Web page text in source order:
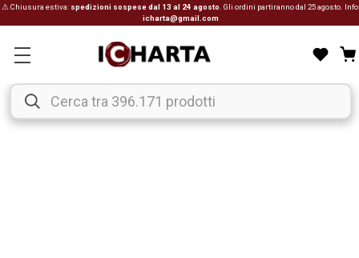
⚠ Chiusura estiva: spedizioni sospese dal 13 al 24 agosto . Gli ordini partiranno dal 25 agosto. Info:
icharta@gmail.com